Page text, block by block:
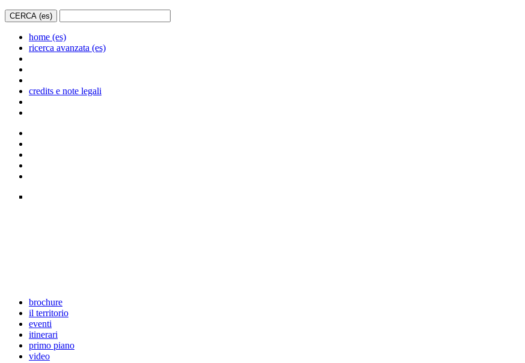
home (es)
ricerca avanzata (es)
credits e note legali
brochure
il territorio
eventi
itinerari
primo piano
video